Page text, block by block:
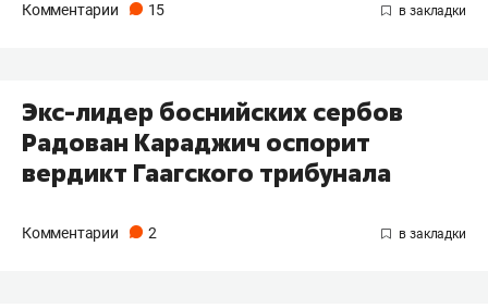
Комментарии 15
Экс-лидер боснийских сербов
Радован Караджич оспорит
вердикт Гаагского трибунала
Комментарии 2